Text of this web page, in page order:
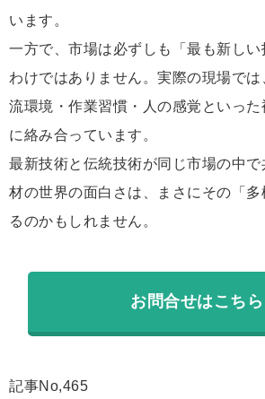
います。
一方で、市場は必ずしも「最も新し
わけではありません。実際の現場で
流環境・作業習慣・人の感覚といっ
に絡み合っています。
最新技術と伝統技術が同じ市場の中
材の世界の面白さは、まさにその「
るのかもしれません。
お問合せはこちら
記事No,465